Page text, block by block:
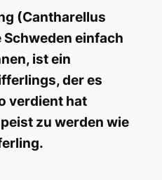
(Cantharellus
einfach
ist ein
der es
verdient hat
zu werden wie